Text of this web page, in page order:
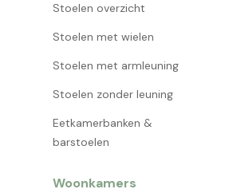
Stoelen overzicht
Stoelen met wielen
Stoelen met armleuning
Stoelen zonder leuning
Eetkamerbanken &
barstoelen
Woonkamers